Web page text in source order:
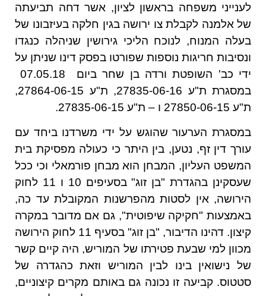
לענייני משפחה בראשון לציון, אשר דחה תביעתה
של אלמנה לקבלת צו ירושה בגין חלקה בעיזבונו של
בעלה המנוח, לנוכח הליכי גירושין שניהלה כנגדו
ונסיבות חריגות נוספות שפורטו בפסק דינו שניתן על
ידי כב' השופטת ורדה בן שחר ביום 07.05.18
במסגרת ת"ע 27835-06-16, ת"ע 27864-06-15,
ת"ע 27850-06-15 ו – ת"ע 27835-06-15.
במסגרת הערעור שהוגש על ידי משרדנו ביחד עם
עורך דין זף, נטען, בין היתר כי כעולה מפסיקת בית
המשפט העליון, המבחן הוא מבחן פורמאלי וכי ככל
שעסקינן בהגדרת "בן זוג" בסעיפים 10 ו 11 לחוק
הירושה, אין לסטות מהפרשנות המקובלת עד כה,
באמצעות "חקיקה שיפוטית", גם אם מדובר במקרה
קיצון. דהינו הדיבור, "בן זוג" בסעיף 11 לחוק הירושה
מכוון למי שבעת פטירתו של המוריש, היה קיים קשר
של נישואין בינו לבין המוריש וזאת כהגדרה של
סטטוס. קביעה זו נכונה גם באותם מקרים קיצוניים,